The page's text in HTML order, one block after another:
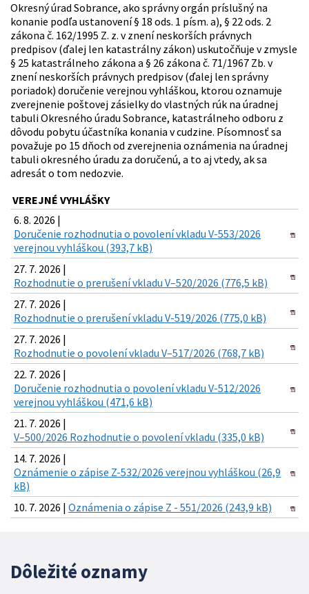
Okresný úrad Sobrance, ako správny orgán príslušný na
konanie podľa ustanovení § 18 ods. 1 písm. a), § 22 ods. 2
zákona č. 162/1995 Z. z. v znení neskorších právnych
predpisov (ďalej len katastrálny zákon) uskutočňuje v zmysle
§ 25 katastrálneho zákona a § 26 zákona č. 71/1967 Zb. v
znení neskorších právnych predpisov (ďalej len správny
poriadok) doručenie verejnou vyhláškou, ktorou oznamuje
zverejnenie poštovej zásielky do vlastných rúk na úradnej
tabuli Okresného úradu Sobrance, katastrálneho odboru z
dôvodu pobytu účastníka konania v cudzine. Písomnosť sa
považuje po 15 dňoch od zverejnenia oznámenia na úradnej
tabuli okresného úradu za doručenú, a to aj vtedy, ak sa
adresát o tom nedozvie.
VEREJNÉ VYHLÁŠKY
6. 8. 2026 |
Doručenie rozhodnutia o povolení vkladu V-553/2026
verejnou vyhláškou (393,7 kB)
27. 7. 2026 |
Rozhodnutie o prerušení vkladu V–520/2026 (776,5 kB)
27. 7. 2026 |
Rozhodnutie o prerušení vkladu V-519/2026 (775,0 kB)
27. 7. 2026 |
Rozhodnutie o povolení vkladu V–517/2026 (768,7 kB)
22. 7. 2026 |
Doručenie rozhodnutia o povolení vkladu V-512/2026
verejnou vyhláškou (471,6 kB)
21. 7. 2026 |
V–500/2026 Rozhodnutie o povolení vkladu (335,0 kB)
14. 7. 2026 |
Oznámenie o zápise Z-532/2026 verejnou vyhláškou (26,9
kB)
10. 7. 2026 | Oznámenia o zápise Z - 551/2026 (243,9 kB)
Dôležité oznamy